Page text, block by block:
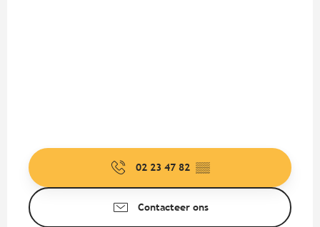
02 23 47 82 ▒▒
Contacteer ons